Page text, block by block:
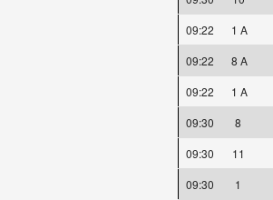
09:22
1 A
09:22
8 A
09:22
1 A
09:30
8
09:30
11
09:30
1